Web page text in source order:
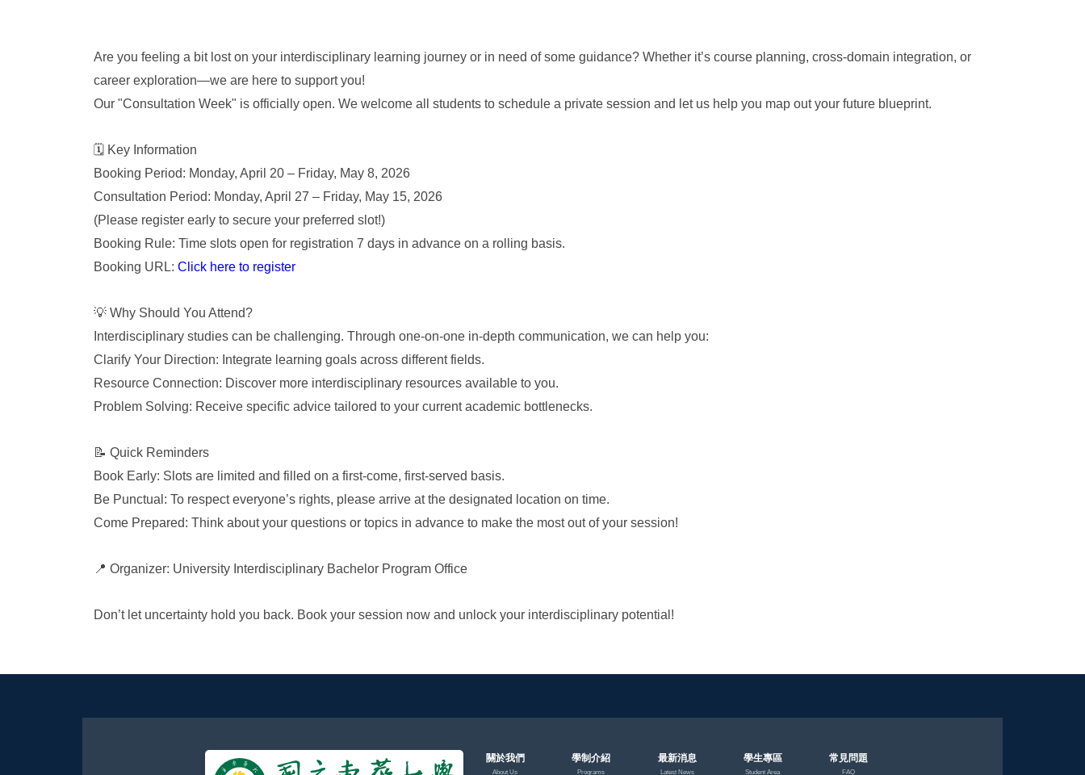
Are you feeling a bit lost on your interdisciplinary learning journey or in need of some guidance? Whether it’s course planning, cross-domain integration, or
career exploration—we are here to support you!
Our "Consultation Week" is officially open. We welcome all students to schedule a private session and let us help you map out your future blueprint.
🗓 ️ Key Information
Booking Period: Monday, April 20 – Friday, May 8, 2026
Consultation Period: Monday, April 27 – Friday, May 15, 2026
(Please register early to secure your preferred slot!)
Booking Rule: Time slots open for registration 7 days in advance on a rolling basis.
Booking URL: Click here to register
💡 Why Should You Attend?
Interdisciplinary studies can be challenging. Through one-on-one in-depth communication, we can help you:
Clarify Your Direction: Integrate learning goals across different fields.
Resource Connection: Discover more interdisciplinary resources available to you.
Problem Solving: Receive specific advice tailored to your current academic bottlenecks.
📝 Quick Reminders
Book Early: Slots are limited and filled on a first-come, first-served basis.
Be Punctual: To respect everyone’s rights, please arrive at the designated location on time.
Come Prepared: Think about your questions or topics in advance to make the most out of your session!
📍 Organizer: University Interdisciplinary Bachelor Program Office
Don’t let uncertainty hold you back. Book your session now and unlock your interdisciplinary potential!
關於我們
About Us
學制介紹
Programs
最新消息
Latest News
學生專區
Student Area
常見問題
FAQ